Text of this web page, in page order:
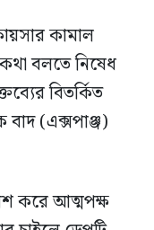
কামাল
বলতে নিষেধ
বিতর্কিত
(এক্সপাঞ্জ)
করে আত্মপক্ষ